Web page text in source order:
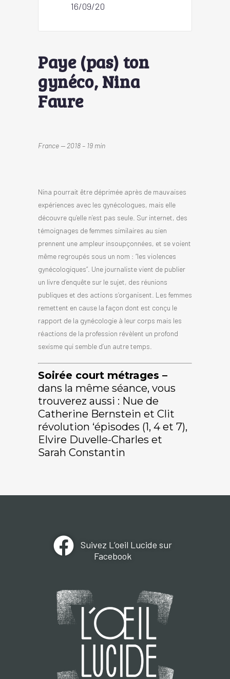
16/09/20
Paye (pas) ton
gynéco, Nina
Faure
France — 2018 – 19 min
Nina pourrait être déprimée après de mauvaises
expériences avec les gynécologues, mais elle
découvre qu’elle n’est pas seule. Sur internet, des
témoignages de femmes similaires au sien
prennent une ampleur insoupçonnées, et se voient
même regroupés sous un nom : “les violences
gynécologiques”. Une journaliste vient de publier
un livre d’enquête sur le sujet, des réunions
publiques et des actions s’organisent. Les femmes
remettent en cause la façon dont est conçu le
rapport de la gynécologie à leur corps mais les
réactions de la profession révèlent un profond
sexisme qui semble d’un autre temps.
Soirée court métrages –
dans la même séance, vous
trouverez aussi : Nue de
Catherine Bernstein et Clit
révolution ‘épisodes (1, 4 et 7),
Elvire Duvelle-Charles et
Sarah Constantin
Suivez L’oeil Lucide sur
Facebook